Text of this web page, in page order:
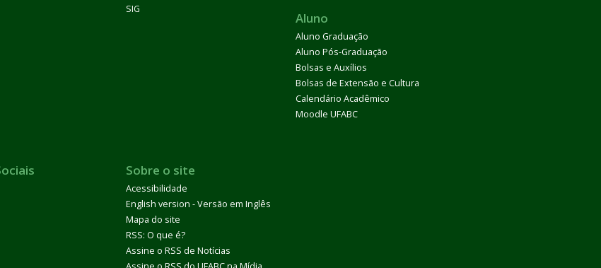
SIG
Aluno
Aluno Graduação
Aluno Pós-Graduação
Bolsas e Auxílios
Bolsas de Extensão e Cultura
Calendário Acadêmico
Moodle UFABC
Sobre o site
Acessibilidade
English version - Versão em Inglês
Mapa do site
RSS: O que é?
Assine o RSS de Notícias